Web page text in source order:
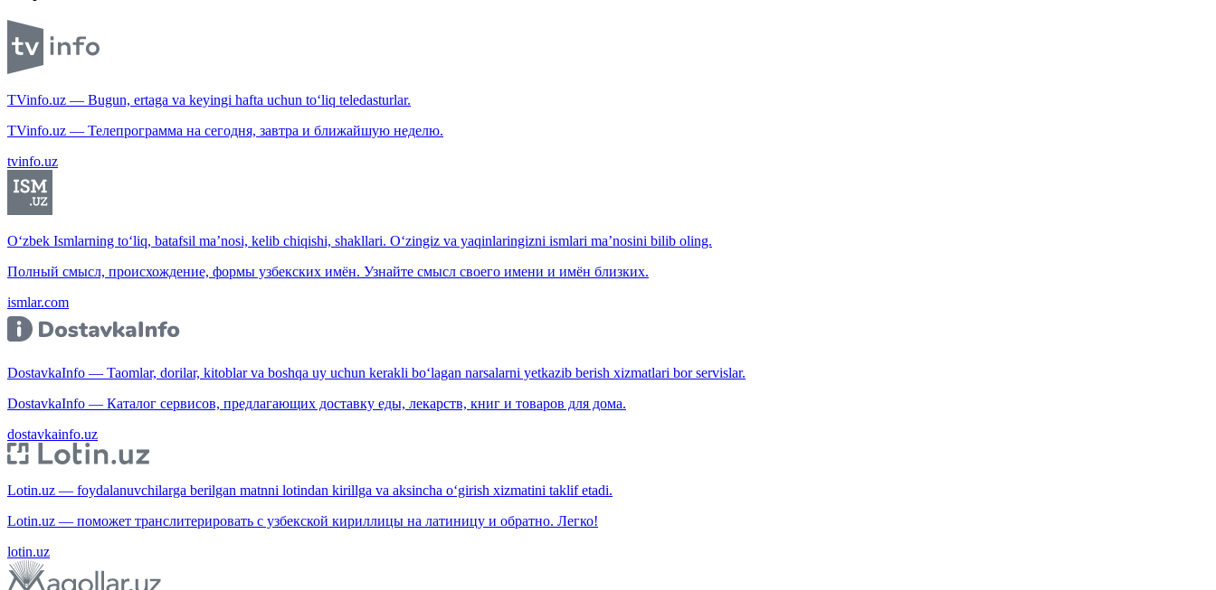
TVinfo.uz — Bugun, ertaga va keyingi hafta uchun to‘liq teledasturlar.
TVinfo.uz — Телепрограмма на сегодня, завтра и ближайшую неделю.
tvinfo.uz
O‘zbek Ismlarning to‘liq, batafsil ma’nosi, kelib chiqishi, shakllari. O‘zingiz va yaqinlaringizni ismlari ma’nosini bilib oling.
Полный смысл, происхождение, формы узбекских имён. Узнайте смысл своего имени и имён близких.
ismlar.com
DostavkaInfo — Taomlar, dorilar, kitoblar va boshqa uy uchun kerakli bo‘lagan narsalarni yetkazib berish xizmatlari bor servislar.
DostavkaInfo — Каталог сервисов, предлагающих доставку еды, лекарств, книг и товаров для дома.
dostavkainfo.uz
Lotin.uz — foydalanuvchilarga berilgan matnni lotindan kirillga va aksincha o‘girish xizmatini taklif etadi.
Lotin.uz — поможет транслитерировать с узбекской кириллицы на латиницу и обратно. Легко!
lotin.uz